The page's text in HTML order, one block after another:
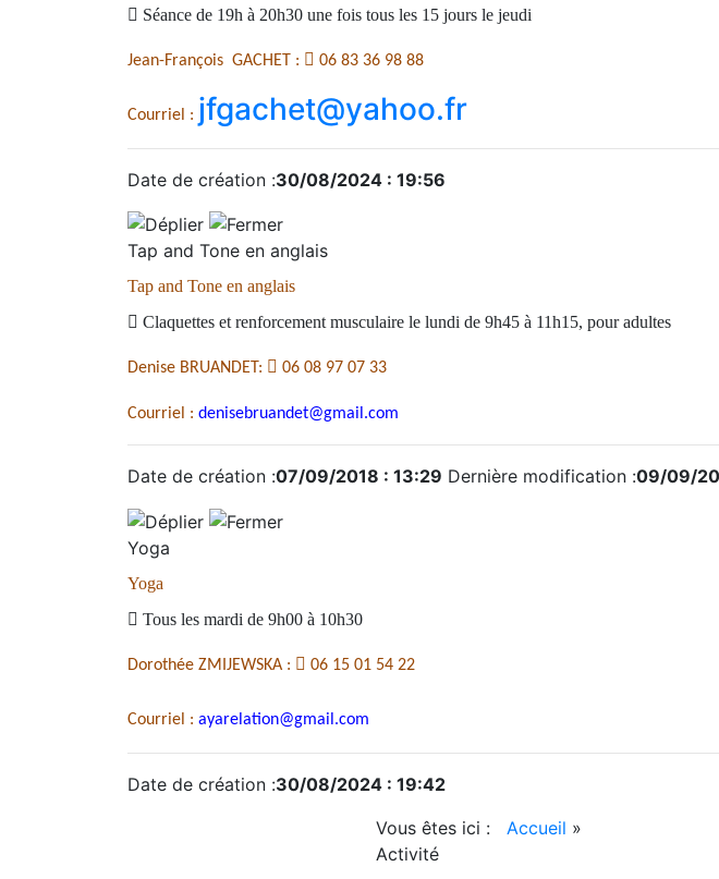
 Séance de 19h à 20h30 une fois tous les 15 jours le jeudi
Jean-François GACHET :  06 83 36 98 88
Courriel : jfgachet@yahoo.fr
Date de création :30/08/2024 : 19:56
Tap and Tone en anglais
Tap and Tone en anglais
 Claquettes et renforcement musculaire le lundi de 9h45 à 11h15, pour adultes
Denise BRUANDET:  06 08 97 07 33
Courriel : denisebruandet@gmail.com
Date de création :07/09/2018 : 13:29 Dernière modification :09/09/
Yoga
Yoga
 Tous les mardi de 9h00 à 10h30
Dorothée ZMIJEWSKA :  06 15 01 54 22
Courriel : ayarelation@gmail.com
Date de création :30/08/2024 : 19:42
Vous êtes ici :
Accueil »
Activité